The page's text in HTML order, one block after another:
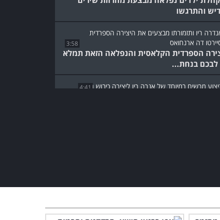
והתרגשו
3:58
הספרדית הקלאסית והנפלאה הזאת תמלא
בנחת...
4:41
3:49